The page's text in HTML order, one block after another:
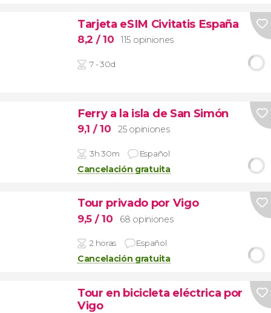
Tarjeta eSIM Civitatis España
8,2 / 10 115 opiniones
7 - 30d
Ferry a la isla de San Simón
9,1 / 10 25 opiniones
3h 30m Español
Cancelación gratuita
Tour privado por Vigo
9,5 / 10 68 opiniones
2 horas Español
Cancelación gratuita
Tour en bicicleta eléctrica por
Vigo